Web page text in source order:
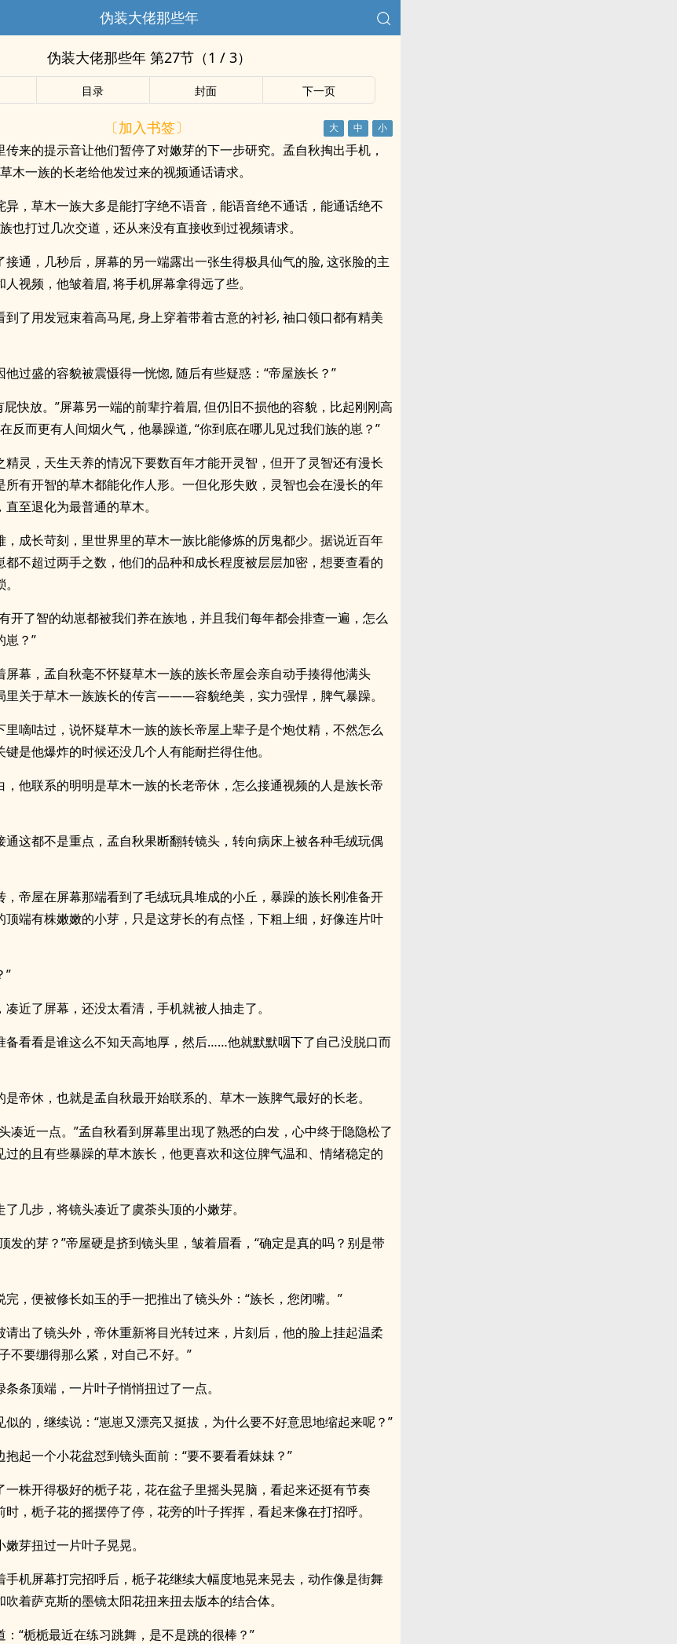
伪装大佬那些年
伪装大佬那些年 第27节（1 / 3）
目录 封面 下一页
〔加入书签〕
传来的提示音让他们暂停了对嫩芽的下一步研究。孟自秋掏出手机，
木一族的长老给他发过来的视频通话请求。
异，草木一族大多是能打字绝不语音，能语音绝不通话，能通话绝不
也打过几次交道，还从来没有直接收到过视频请求。
接通，几秒后，屏幕的另一端露出一张生得极具仙气的脸, 这张脸的主
视频，他皱着眉, 将手机屏幕拿得远了些。
到了用发冠束着高马尾, 身上穿着带着古意的衬衫, 袖口领口都有精美
他过盛的容貌被震慑得一恍惚, 随后有些疑惑：“帝屋族长？”
屁快放。”屏幕另一端的前辈拧着眉, 但仍旧不损他的容貌，比起刚刚高
反而更有人间烟火气，他暴躁道, “你到底在哪儿见过我们族的崽？”
精灵，天生天养的情况下要数百年才能开灵智，但开了灵智还有漫长
所有开智的草木都能化作人形。一但化形失败，灵智也会在漫长的年
至退化为最普通的草木。
，成长苛刻，里世界里的草木一族比能修炼的厉鬼都少。据说近百年
都不超过两手之数，他们的品种和成长程度被层层加密，想要查看的
开了智的幼崽都被我们养在族地，并且我们每年都会排查一遍，怎么
崽？”
屏幕，孟自秋毫不怀疑草木一族的族长帝屋会亲自动手揍得他满头
里关于草木一族族长的传言———容貌绝美，实力强悍，脾气暴躁。
里嘀咕过，说怀疑草木一族的族长帝屋上辈子是个炮仗精，不然怎么
是他爆炸的时候还没几个人有能耐拦得住他。
，他联系的明明是草木一族的长老帝休，怎么接通视频的人是族长帝
通这都不是重点，孟自秋果断翻转镜头，转向病床上被各种毛绒玩偶
，帝屋在屏幕那端看到了毛绒玩具堆成的小丘，暴躁的族长刚准备开
顶端有株嫩嫩的小芽，只是这芽长的有点怪，下粗上细，好像连片叶
”
近了屏幕，还没太看清，手机就被人抽走了。
备看看是谁这么不知天高地厚，然后……他就默默咽下了自己没脱口而
是帝休，也就是孟自秋最开始联系的、草木一族脾气最好的长老。
凑近一点。”孟自秋看到屏幕里出现了熟悉的白发，心中终于隐隐松了
过的且有些暴躁的草木族长，他更喜欢和这位脾气温和、情绪稳定的
了几步，将镜头凑近了虞荼头顶的小嫩芽。
发的芽？”帝屋硬是挤到镜头里，皱着眉看，“确定是真的吗？别是带
完，便被修长如玉的手一把推出了镜头外：“族长，您闭嘴。”
请出了镜头外，帝休重新将目光转过来，片刻后，他的脸上挂起温柔
不要绷得那么紧，对自己不好。”
条顶端，一片叶子悄悄扭过了一点。
似的，继续说：“崽崽又漂亮又挺拔，为什么要不好意思地缩起来呢？”
抱起一个小花盆怼到镜头面前：“要不要看看妹妹？”
一株开得极好的栀子花，花在盆子里摇头晃脑，看起来还挺有节奏
，栀子花的摇摆停了停，花旁的叶子挥挥，看起来像在打招呼。
芽扭过一片叶子晃晃。
手机屏幕打完招呼后，栀子花继续大幅度地晃来晃去，动作像是街舞
着萨克斯的墨镜太阳花扭来扭去版本的结合体。
：“栀栀最近在练习跳舞，是不是跳的很棒？”